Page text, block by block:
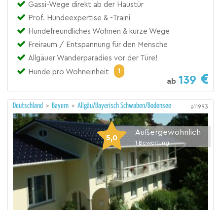
Gassi-Wege direkt ab der Haustür
Prof. Hundeexpertise & -Traini
Hundefreundliches Wohnen & kurze Wege
Freiraum / Entspannung für den Mensche
Allgäuer Wanderparadies vor der Türe!
Hunde pro Wohneinheit
1
ab 139
Deutschland > Bayern > Allgäu/Bayerisch Schwaben/Bodensee a11993
5,0
Außergewöhnlich
1 Bewertung